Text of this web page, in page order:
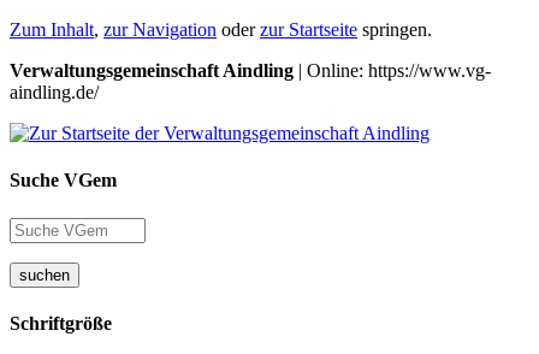
Zum Inhalt, zur Navigation oderzur Startseite springen.
Verwaltungsgemeinschaft Aindling | Online: https://www.vg-
aindling.de/
Suche VGem
suchen
Schriftgröße